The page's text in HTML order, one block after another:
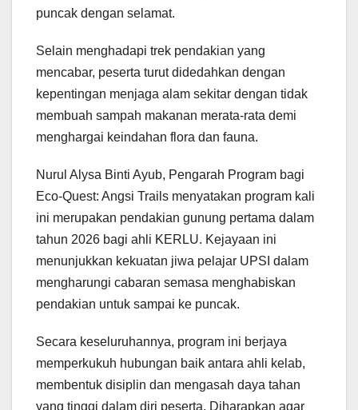
puncak dengan selamat.
Selain menghadapi trek pendakian yang
mencabar, peserta turut didedahkan dengan
kepentingan menjaga alam sekitar dengan tidak
membuah sampah makanan merata-rata demi
menghargai keindahan flora dan fauna.
Nurul Alysa Binti Ayub, Pengarah Program bagi
Eco-Quest: Angsi Trails menyatakan program kali
ini merupakan pendakian gunung pertama dalam
tahun 2026 bagi ahli KERLU. Kejayaan ini
menunjukkan kekuatan jiwa pelajar UPSI dalam
mengharungi cabaran semasa menghabiskan
pendakian untuk sampai ke puncak.
Secara keseluruhannya, program ini berjaya
memperkukuh hubungan baik antara ahli kelab,
membentuk disiplin dan mengasah daya tahan
yang tinggi dalam diri peserta. Diharapkan agar